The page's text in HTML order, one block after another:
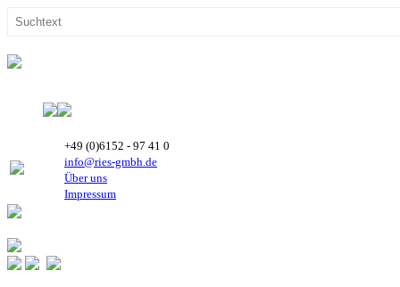
+49 (0)6152 - 97 41 0
info@ries-gmbh.de
Über uns
Impressum